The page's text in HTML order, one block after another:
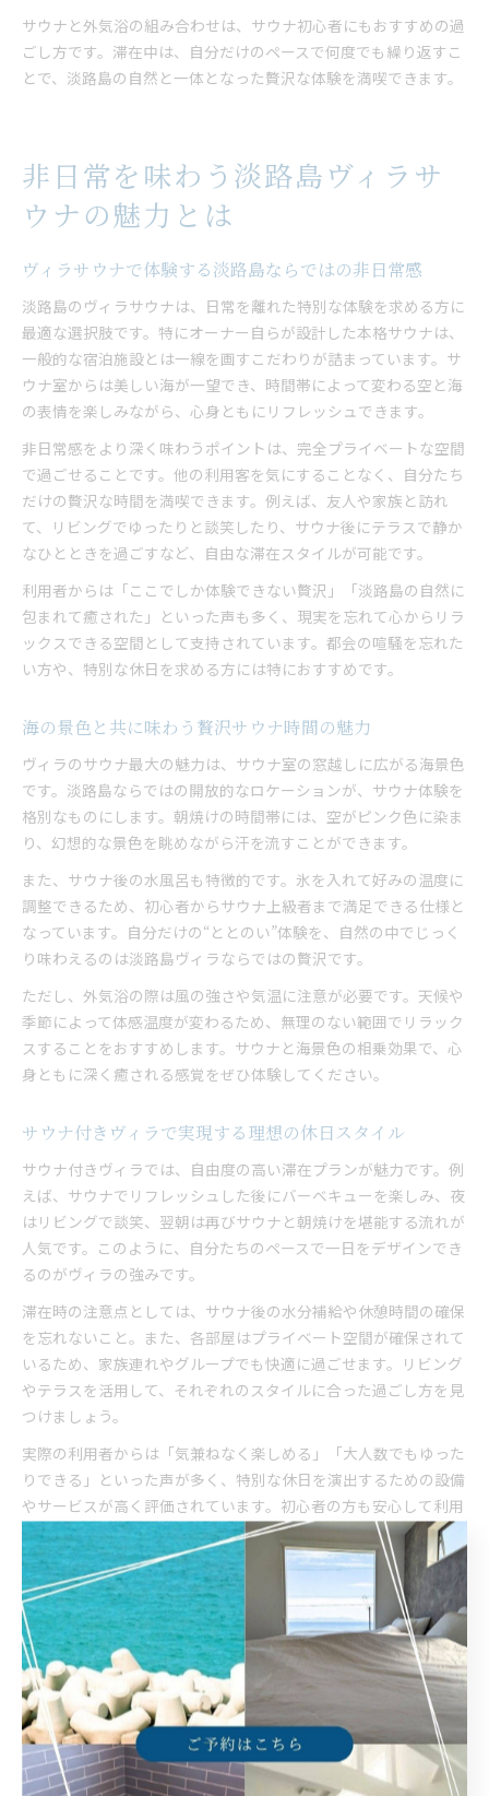
サウナと外気浴の組み合わせは、サウナ初心者にもおすすめの過
ごし方です。滞在中は、自分だけのペースで何度でも繰り返すこ
とで、淡路島の自然と一体となった贅沢な体験を満喫できます。
非日常を味わう淡路島ヴィラサ
ウナの魅力とは
ヴィラサウナで体験する淡路島ならではの非日常感
淡路島のヴィラサウナは、日常を離れた特別な体験を求める方に
最適な選択肢です。特にオーナー自らが設計した本格サウナは、
一般的な宿泊施設とは一線を画すこだわりが詰まっています。サ
ウナ室からは美しい海が一望でき、時間帯によって変わる空と海
の表情を楽しみながら、心身ともにリフレッシュできます。
非日常感をより深く味わうポイントは、完全プライベートな空間
で過ごせることです。他の利用客を気にすることなく、自分たち
だけの贅沢な時間を満喫できます。例えば、友人や家族と訪れ
て、リビングでゆったりと談笑したり、サウナ後にテラスで静か
なひとときを過ごすなど、自由な滞在スタイルが可能です。
利用者からは「ここでしか体験できない贅沢」「淡路島の自然に
包まれて癒された」といった声も多く、現実を忘れて心からリラ
ックスできる空間として支持されています。都会の喧騒を忘れた
い方や、特別な休日を求める方には特におすすめです。
海の景色と共に味わう贅沢サウナ時間の魅力
ヴィラのサウナ最大の魅力は、サウナ室の窓越しに広がる海景色
です。淡路島ならではの開放的なロケーションが、サウナ体験を
格別なものにします。朝焼けの時間帯には、空がピンク色に染ま
り、幻想的な景色を眺めながら汗を流すことができます。
また、サウナ後の水風呂も特徴的です。氷を入れて好みの温度に
調整できるため、初心者からサウナ上級者まで満足できる仕様と
なっています。自分だけの“ととのい”体験を、自然の中でじっく
り味わえるのは淡路島ヴィラならではの贅沢です。
ただし、外気浴の際は風の強さや気温に注意が必要です。天候や
季節によって体感温度が変わるため、無理のない範囲でリラック
スすることをおすすめします。サウナと海景色の相乗効果で、心
身ともに深く癒される感覚をぜひ体験してください。
サウナ付きヴィラで実現する理想の休日スタイル
サウナ付きヴィラでは、自由度の高い滞在プランが魅力です。例
えば、サウナでリフレッシュした後にバーベキューを楽しみ、夜
はリビングで談笑、翌朝は再びサウナと朝焼けを堪能する流れが
人気です。このように、自分たちのペースで一日をデザインでき
るのがヴィラの強みです。
滞在時の注意点としては、サウナ後の水分補給や休憩時間の確保
を忘れないこと。また、各部屋はプライベート空間が確保されて
いるため、家族連れやグループでも快適に過ごせます。リビング
やテラスを活用して、それぞれのスタイルに合った過ごし方を見
つけましょう。
実際の利用者からは「気兼ねなく楽しめる」「大人数でもゆった
りできる」といった声が多く、特別な休日を演出するための設備
やサービスが高く評価されています。初心者の方も安心して利用
できる工夫が随所にあるので、初めてのヴィラ体験にもおすすめ
です。
淡路島の自然と調和したサウナの感動体験
淡路島のサウナヴィラは、豊かな自然と一体になれる点が大きな
魅力です。海や緑に囲まれた環境でのサウナは、都会では味わえ
ない開放感と癒しを提供します。外気浴スペースで自然の風を感
じながら、心身がゆっくりと整っていくのを実感できます。
さらに、朝焼けとともに変化する自然の色彩や、波の音、鳥のさ